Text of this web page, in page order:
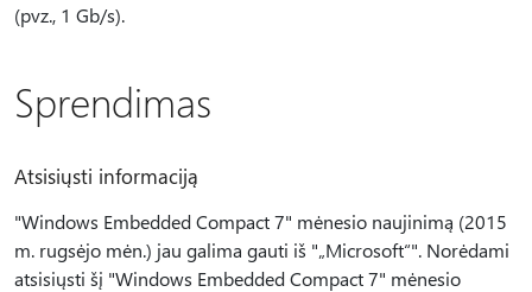
(pvz., 1 Gb/s).
Sprendimas
Atsisiųsti informaciją
"Windows Embedded Compact 7" mėnesio naujinimą (2015
m. rugsėjo mėn.) jau galima gauti iš "„Microsoft“". Norėdami
atsisiųsti šį "Windows Embedded Compact 7" mėnesio